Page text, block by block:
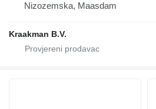
Nizozemska, Maasdam
Kraakman B.V.